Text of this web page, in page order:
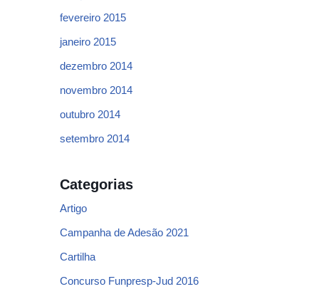
fevereiro 2015
janeiro 2015
dezembro 2014
novembro 2014
outubro 2014
setembro 2014
Categorias
Artigo
Campanha de Adesão 2021
Cartilha
Concurso Funpresp-Jud 2016